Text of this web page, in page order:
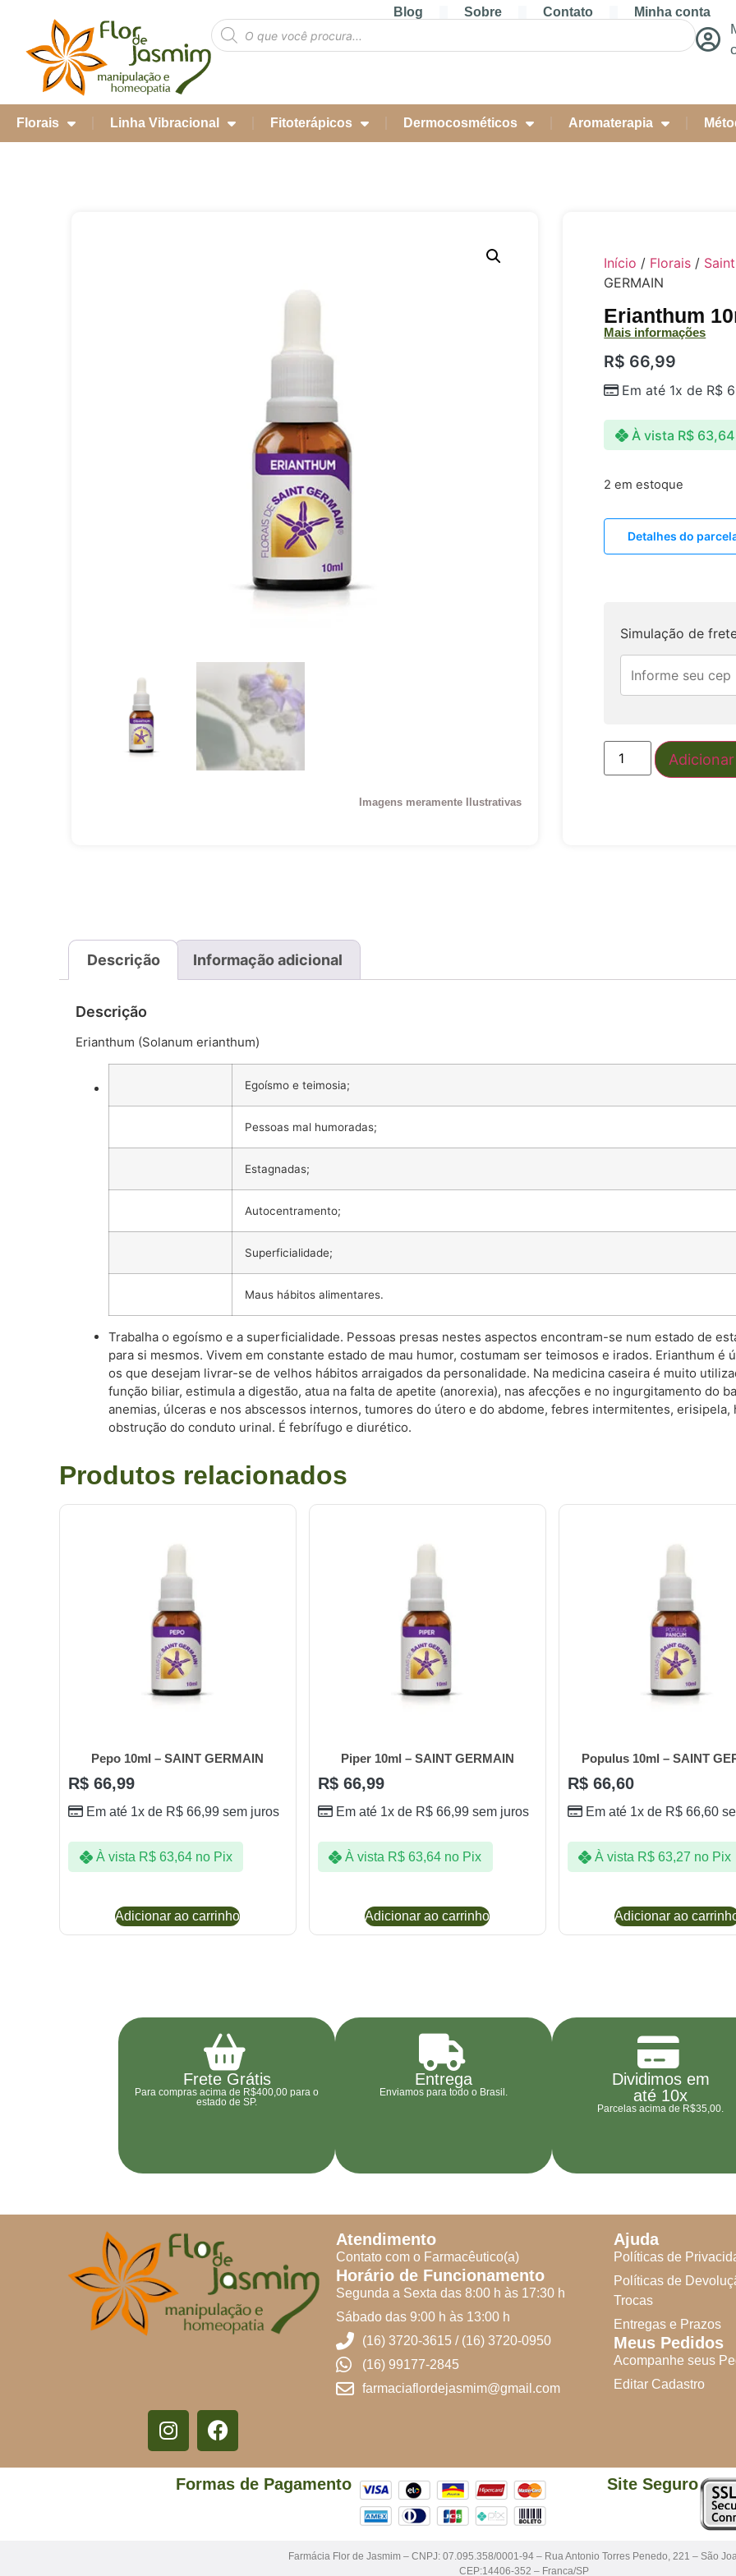
Blog Sobre Contato Minha conta
Florais Linha Vibracional Fitoterápicos Dermocosméticos Aromaterapia
Imagens meramente Ilustrativas
Início / Florais /
GERMAIN
Erianthum
Mais informações
R$ 66,99
Em até 1x de R$
À vista R$63,64
2 em estoque
Detalhes do
Simulação de
Descrição Informação adicional
Descrição
Erianthum (Solanum erianthum)
Egoísmo e teimosia;
Pessoas mal humoradas;
Estagnadas;
Autocentramento;
Superficialidade;
Maus hábitos alimentares.
Trabalha o egoísmo e a superficialidade. Pessoas presas nestes aspectos encontram-se num estado de
para si mesmos. Vivem em constante estado de mau humor, costumam ser teimosos e irados. Erianthum é
os que desejam livrar-se de velhos hábitos arraigados da personalidade. Na medicina caseira é muito
função biliar, estimula a digestão, atua na falta de apetite (anorexia), nas afecções e no ingurgitamento do
anemias, úlceras e nos abscessos internos, tumores do útero e do abdome, febres intermitentes,
obstrução do conduto urinal. É febrífugo e diurético.
Produtos relacionados
Pepo 10ml – SAINT GERMAIN
R$ 66,99
Em até 1x de R$ 66,99 sem juros
À vista R$63,64 no Pix
Adicionar ao carrinho
Piper 10ml – SAINT GERMAIN
R$66,99
Em até 1x de R$66,99sem juros
À vista R$ 63,64 no Pix
Adicionar ao carrinho
Populus 10ml – SAINT
R$66,60
Em até 1x de R$66,60
À vista R$ 63,27 no Pix
Adicionar ao
Frete Grátis
Para compras acima de R$400,00 para o
estado de SP.
Entrega
Enviamos para todo o Brasil.
Dividimos em
até 10x
Parcelas acima de R$35,00.
Atendimento
Contato com o Farmacêutico(a)
Horário de Funcionamento
Segunda a Sexta das 8:00 h às 17:30 h
Sábado das 9:00 h às 13:00 h
(16) 3720-3615 / (16) 3720-0950
(16) 99177-2845
farmaciaflordejasmim@gmail.com
Ajuda
Políticas de
Políticas de
Trocas
Entregas e Prazos
Meus Pedidos
Acompanhe seus
Editar Cadastro
Formas de Pagamento Site Seguro
Farmácia Flor de Jasmim – CNPJ: 07.095.358/0001-94 – Rua Antonio Torres Penedo, 221 – São
CEP:14406-352 – Franca/SP